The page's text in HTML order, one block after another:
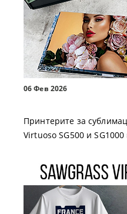
06 Фев 2026
Принтерите за
Virtuoso SG500 и